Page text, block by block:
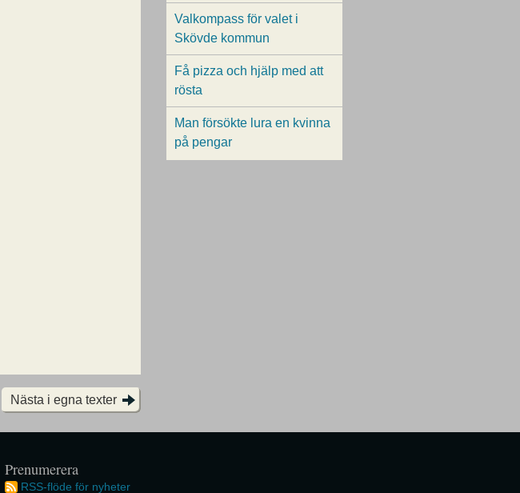
Nästa i egna texter
Valkompass för valet i
Skövde kommun
Få pizza och hjälp med att
rösta
Man försökte lura en kvinna
på pengar
Prenumerera
RSS-flöde för nyheter